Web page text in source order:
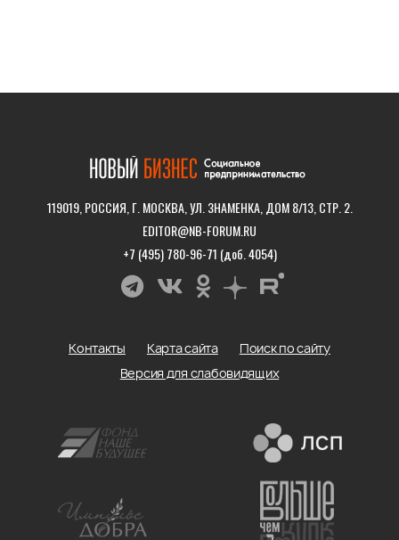
119019, РОССИЯ, Г. МОСКВА, УЛ. ЗНАМЕНКА, ДОМ 8/13, СТР. 2.
EDITOR@NB-FORUM.RU
+7 (495) 780-96-71 (доб. 4054)
Контакты Карта сайта
Поиск по сайту
Версия для слабовидящих